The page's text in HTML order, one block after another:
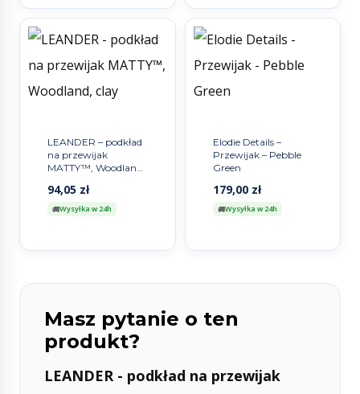
LEANDER – podkład
na przewijak
MATTY™, Woodland,
94,05 zł
Wysyłka w 24h
Elodie Details –
Przewijak – Pebble
Green
179,00 zł
Wysyłka w 24h
Masz pytanie o ten
produkt?
LEANDER - podkład na przewijak